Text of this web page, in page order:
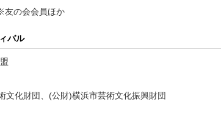
友の会会員ほか
バル
文化財団、(公財)横浜市芸術文化振興財団